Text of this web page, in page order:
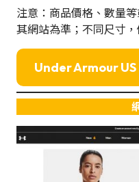
注意：商品價格、數量
其網站為準；不同尺寸
Under Armour US